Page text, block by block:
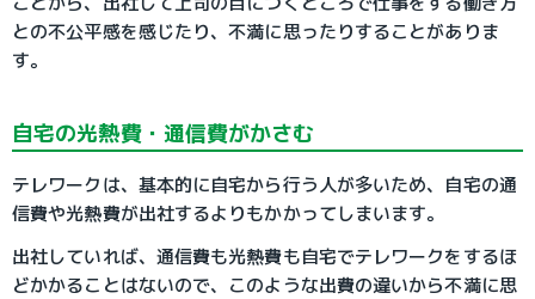
との不公平感を感じたり、不満に思ったりすることがありま
す。
自宅の光熱費・通信費がかさむ
テレワークは、基本的に自宅から行う人が多いため、自宅の通
信費や光熱費が出社するよりもかかってしまいます。
出社していれば、通信費も光熱費も自宅でテレワークをするほ
どかかることはないので、このような出費の違いから不満に思